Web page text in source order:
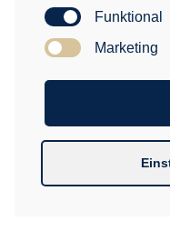
Funktional
Marketing